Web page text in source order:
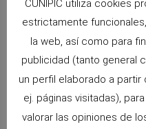
ANTERIOR
Cepillado, cortar uñas y limpiar oídos
CUNIPIC utiliza cookies
estrictamente
la web, así como para
publicidad (tanto general
un perfil elaborado a
ej. páginas visitadas),
valorar las opiniones de